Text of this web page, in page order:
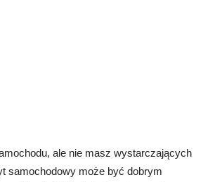
ale nie masz wystarczających
samochodowy może być dobrym